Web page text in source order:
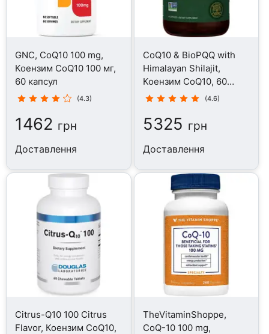
GNC, CoQ10 100 mg,
Коензим CoQ10 100 мг,
60 капсул
(4.3)
1462 грн
Доставлення
CoQ10 & BioPQQ with
Himalayan Shilajit,
Коензим CoQ10, 60
капсул
(4.6)
5325 грн
Доставлення
Citrus-Q10 100 Citrus
Flavor, Коензим CoQ10,
TheVitaminShoppe,
CoQ-10 100 mg,